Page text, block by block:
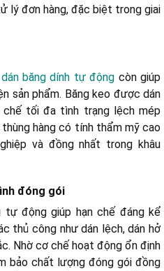
lý đơn hàng, đặc biệt trong giai
băng dính tự động còn giúp
sản phẩm. Băng keo được dán
chế tối đa tình trạng lệch mép
hàng có tính thẩm mỹ cao
và đồng nhất trong khâu
đóng gói
tự động giúp hạn chế đáng kể
thủ công như dán lệch, dán hở
Nhờ cơ chế hoạt động ổn định
bảo chất lượng đóng gói đồng